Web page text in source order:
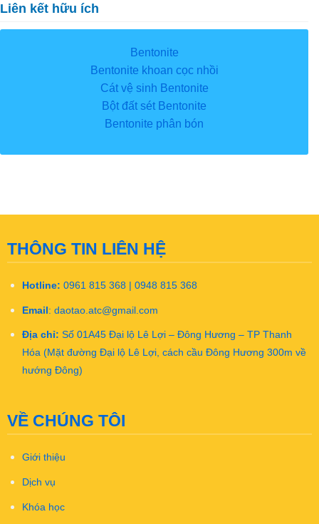
Liên kết hữu ích
Bentonite
Bentonite khoan cọc nhồi
Cát vệ sinh Bentonite
Bột đất sét Bentonite
Bentonite phân bón
THÔNG TIN LIÊN HỆ
Hotline: 0961 815 368 | 0948 815 368
Email : daotao.atc@gmail.com
Địa chỉ: Số 01A45 Đại lộ Lê Lợi – Đông Hương – TP Thanh
Hóa (Mặt đường Đại lộ Lê Lợi, cách cầu Đông Hương 300m về
hướng Đông)
VỀ CHÚNG TÔI
Giới thiệu
Dịch vụ
Khóa học